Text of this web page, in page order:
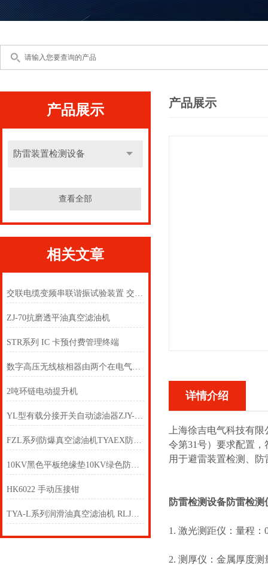
产品展示
防雷装置检测设备
查看全部
相关文章
交联电缆变频串联谐振试验装置 交联电缆变频串联谐振试验装置
ZJ-70抗磨透平油真空滤油机
STR系列 IC 卡预付费管理终端
数字高压无线核相器由两个在电气上互不相连的发射器和接收器组成
2吨环链电动提升机
YL型有载分接开关自动滤油器ZJY-F开关滤油机
FZL系列防爆真空滤油机TYAEX防爆型润滑液压油真空滤油机
10KV黑色平板绝缘垫10KV绿色防滑绝缘垫
HK6022 手动压接钳
TYA-L系列润滑油真空滤油机 RLJ系列润滑油滤油机
产品展示
详情介绍
上海徐吉电气科技有
令第31号）要求配置
用于避雷装置检测、
防雷检测设备防雷检
1. 激光测距仪：量程：
2. 测厚仪：金属厚度